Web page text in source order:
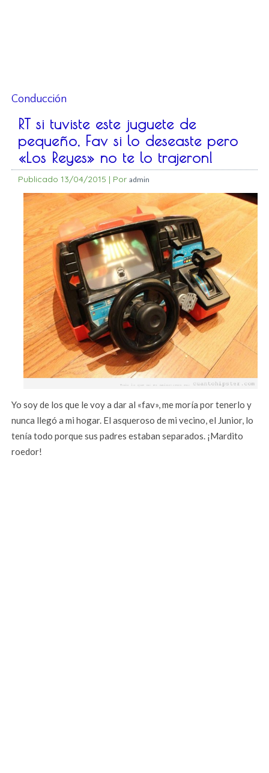
Conducción
RT si tuviste este juguete de
pequeño, Fav si lo deseaste pero
«Los Reyes» no te lo trajeron!
Publicado 13/04/2015 | Por admin
Yo soy de los que le voy a dar al «fav», me moría por tenerlo y
nunca llegó a mi hogar. El asqueroso de mi vecino, el Junior, lo
tenía todo porque sus padres estaban separados. ¡Mardito
roedor!